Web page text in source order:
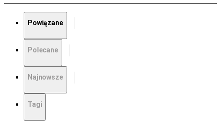
Powiązane
Polecane
Najnowsze
Tagi